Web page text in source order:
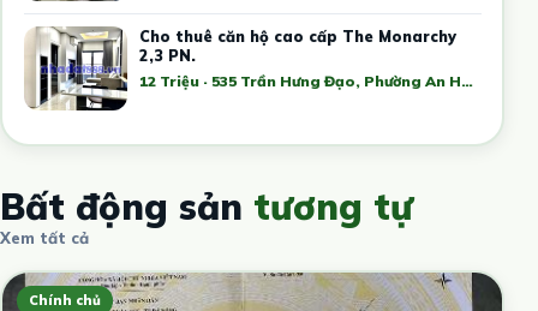
Cho thuê căn hộ cao cấp The Monarchy
2,3 PN.
12 Triệu · 535 Trần Hưng Đạo, Phường An Hải Tây Quận Sơn Trà Đà Nẵng
Bất động sản tương tự
Xem tất cả
Chính chủ